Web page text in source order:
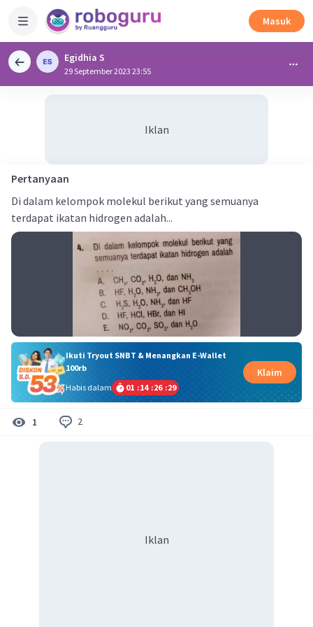
Masuk
Egidhia S
29 September 2023 23:55
Iklan
Pertanyaan
Di dalam kelompok molekul berikut yang semuanya
terdapat ikatan hidrogen adalah...
Ikuti Tryout SNBT & Menangkan E-Wallet
100rb
Habis dalam
01 :14 :26 :29
Klaim
1 2
Iklan